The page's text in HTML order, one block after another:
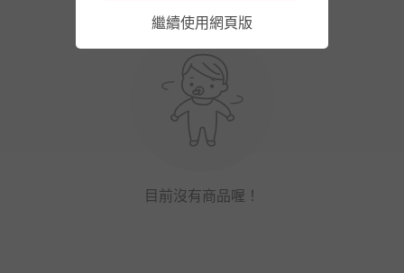
目前沒有商品喔！
繼續使用網頁版